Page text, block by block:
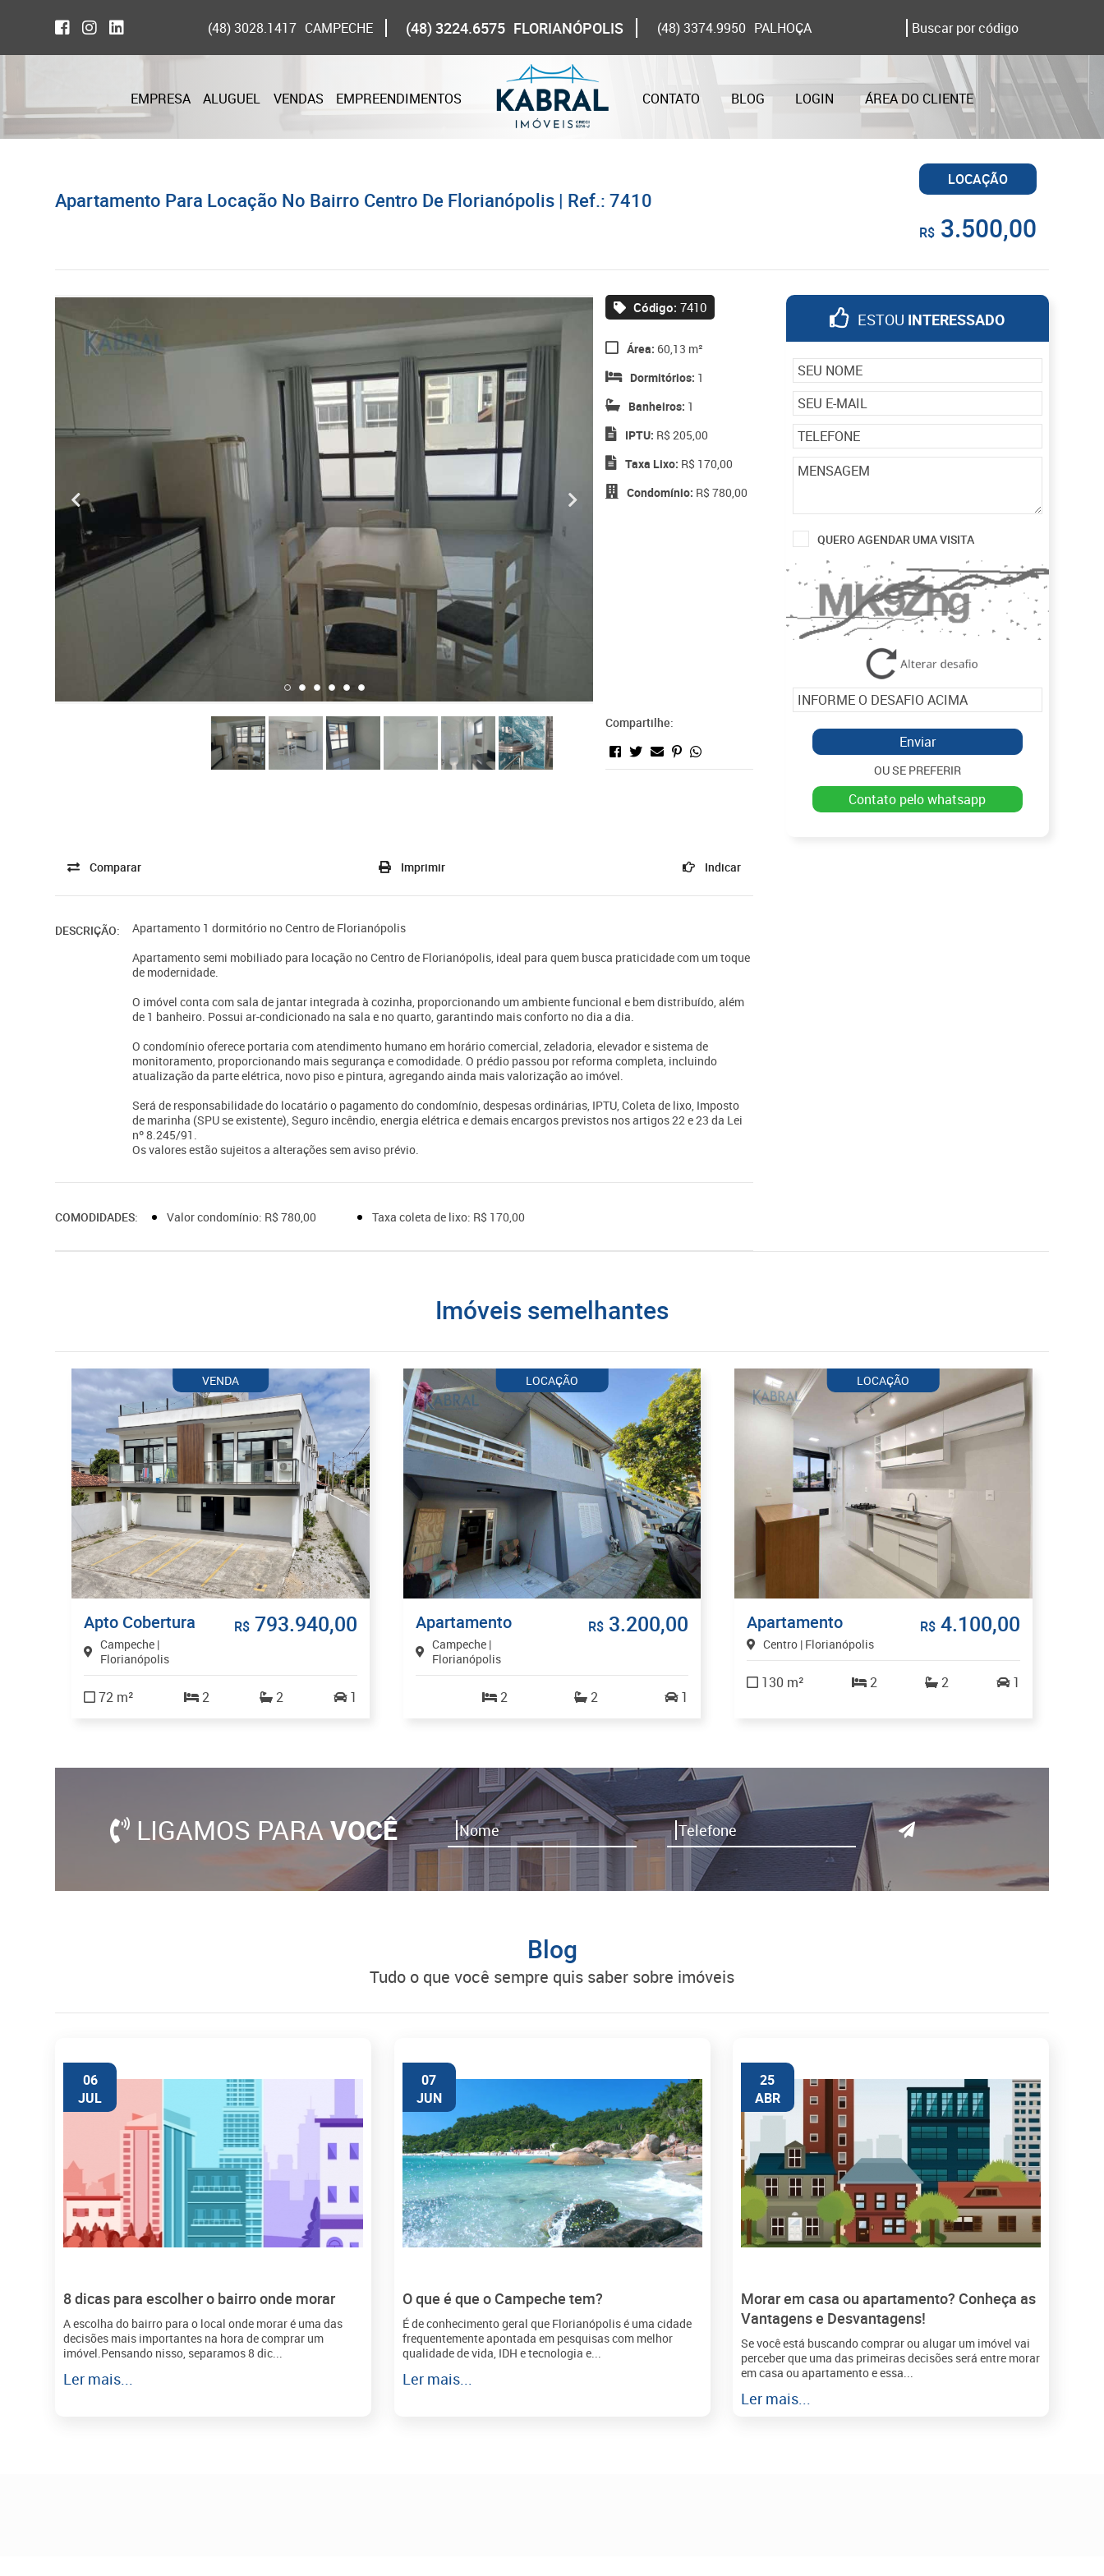
(48) 3028.1417 CAMPECHE (48) 3224.6575 FLORIANÓPOLIS (48) 3374.9950 PALHOÇA
EMPRESA ALUGUEL VENDAS EMPREENDIMENTOS CONTATO BLOG LOGIN ÁREA DO CLIENTE
Apartamento Para Locação No Bairro Centro De Florianópolis | Ref.: 7410
LOCAÇÃO
R$3.500,00
ESTOU INTERESSADO
QUERO AGENDAR UMA VISITA
Enviar
OU SE PREFERIR
contato pelo whatsapp
Código: 7410
Área: 60,13 m²
Dormitórios: 1
Banheiros: 1
IPTU: R$ 205,00
Taxa Lixo: R$ 170,00
Condomínio: R$ 780,00
Compartilhe:
Comparar Imprimir Indicar
DESCRIÇÃO:
Apartamento 1 dormitório no Centro de Florianópolis
Apartamento semi mobiliado para locação no Centro de Florianópolis, ideal para quem busca praticidade com um toque
de modernidade.
O imóvel conta com sala de jantar integrada à cozinha, proporcionando um ambiente funcional e bem distribuído, além
de 1 banheiro. Possui ar-condicionado na sala e no quarto, garantindo mais conforto no dia a dia.
O condomínio oferece portaria com atendimento humano em horário comercial, zeladoria, elevador e sistema de
monitoramento, proporcionando mais segurança e comodidade. O prédio passou por reforma completa, incluindo
atualização da parte elétrica, novo piso e pintura, agregando ainda mais valorização ao imóvel.
Será de responsabilidade do locatário o pagamento do condomínio, despesas ordinárias, IPTU, Coleta de lixo, Imposto
de marinha (SPU se existente), Seguro incêndio, energia elétrica e demais encargos previstos nos artigos 22 e 23 da Lei
nº 8.245/91.
Os valores estão sujeitos a alterações sem aviso prévio.
COMODIDADES: Valor condomínio: R$ 780,00 Taxa coleta de lixo: R$ 170,00
imóveis semelhantes
VENDA
Apto Cobertura
Campeche |
Florianópolis
R$ 793.940,00
72 m² 2 2 1
LOCAÇÃO
Apartamento
Campeche |
Florianópolis
R$ 3.200,00
2 2 1
LOCAÇÃO
Apartamento
Centro | Florianópolis
R$4.100,00
130 m² 2 2 1
LIGAMOS PARAVOCÊ
Blog
tudo o que você sempre quis saber sobre imóveis
06
JUL
8 dicas para escolher o bairro onde morar
A escolha do bairro para o local onde morar é uma das
decisões mais importantes na hora de comprar um
imóvel.Pensando nisso, separamos 8 dic...
Ler mais...
07
JUN
O que é que o Campeche tem?
É de conhecimento geral que Florianópolis é uma cidade
frequentemente apontada em pesquisas com melhor
qualidade de vida, IDH e tecnologia e...
Ler mais...
25
ABR
Morar em casa ou apartamento? Conheça as
Vantagens e Desvantagens!
Se você está buscando comprar ou alugar um imóvel vai
perceber que uma das primeiras decisões será entre morar
em casa ou apartamento e essa...
Ler mais...